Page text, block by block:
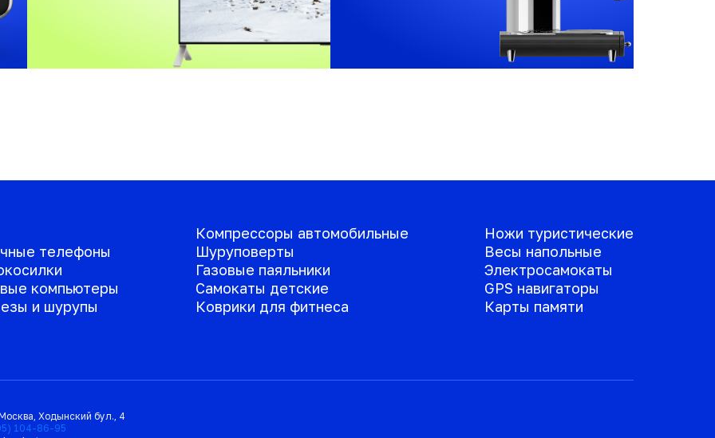
телефоны
компьютеры
и шурупы
Компрессоры автомобильные
Шуруповерты
Газовые паяльники
Самокаты детские
Коврики для фитнеса
Ножи туристические
Весы напольные
Электросамокаты
GPS навигаторы
Карты памяти
, Ходынский бул., 4
104-86-95